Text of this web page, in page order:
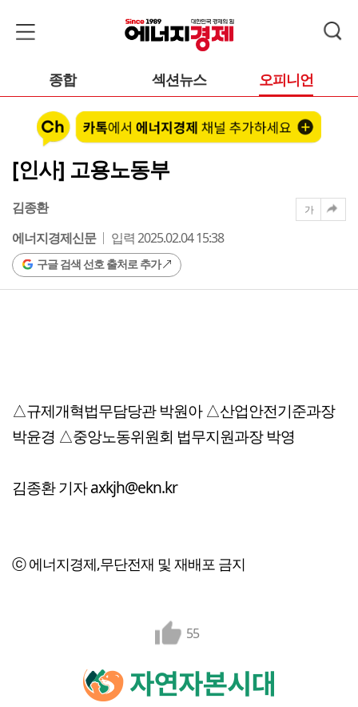
종합 섹션뉴스 오피니언
[인사] 고용노동부
김종환
에너지경제신문
입력 2025.02.04 15:38
구글 검색 선호 출처로 추가
가
△규제개혁법무담당관 박원아 △산업안전기준과장
박윤경 △중앙노동위원회 법무지원과장 박영
김종환 기자 axkjh@ekn.kr
ⓒ 에너지경제,무단전재 및 재배포 금지
55